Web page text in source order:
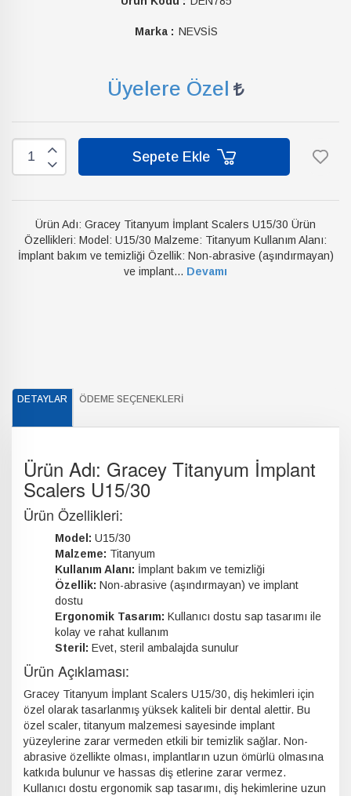
Marka : NEVSİS
Üyelere Özel
Sepete Ekle
Ürün Adı: Gracey Titanyum İmplant Scalers U15/30 Ürün
Özellikleri: Model: U15/30 Malzeme: Titanyum Kullanım Alanı:
İmplant bakım ve temizliği Özellik: Non-abrasive (aşındırmayan)
ve implant... Devamı
DETAYLAR ÖDEME SEÇENEKLERI
Ürün Adı: Gracey Titanyum İmplant
Scalers U15/30
Ürün Özellikleri:
Model: U15/30
Malzeme: Titanyum
Kullanım Alanı: İmplant bakım ve temizliği
Özellik: Non-abrasive (aşındırmayan) ve implant
dostu
Ergonomik Tasarım: Kullanıcı dostu sap tasarımı ile
kolay ve rahat kullanım
Steril: Evet, steril ambalajda sunulur
Ürün Açıklaması:
Gracey Titanyum İmplant Scalers U15/30, diş hekimleri için
özel olarak tasarlanmış yüksek kaliteli bir dental alettir. Bu
özel scaler, titanyum malzemesi sayesinde implant
yüzeylerine zarar vermeden etkili bir temizlik sağlar. Non-
abrasive özellikte olması, implantların uzun ömürlü olmasına
katkıda bulunur ve hassas diş etlerine zarar vermez.
Kullanıcı dostu ergonomik sap tasarımı, diş hekimlerine uzun